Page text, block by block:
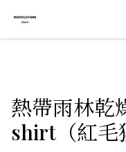
熱帶雨林乾
shirt（紅毛